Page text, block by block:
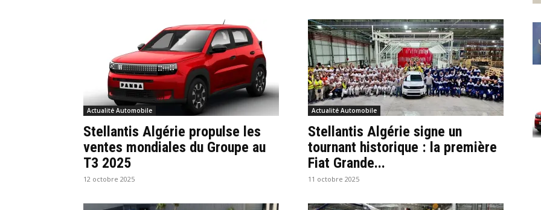
Actualité Automobile
Stellantis Algérie propulse les
ventes mondiales du Groupe au
T3 2025
12 octobre 2025
Actualité Automobile
Stellantis Algérie signe un
tournant historique : la première
Fiat Grande...
11 octobre 2025